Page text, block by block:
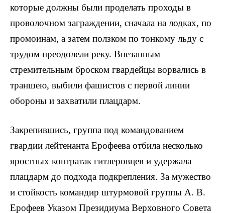
которые должны были проделать проходы в
проволочном заг­раждении, сначала на лодках, по
промоинам, а затем ползком по тонкому льду с
трудом преодолели реку. Внезапным
стремительным броском гвардейцы ворва­лись в
траншею, выбили фашистов с первой линии
обороны и захватили плацдарм.
Закрепившись, группа под командованием
гвардии лейтенанта Ерофеева отбила несколько
яростных контратак гитлеровцев и удержала
плацдарм до подхода подкрепления. За мужество
и стойкость командир штурмовой группы А. В.
Ерофеев Указом Президиу­ма Верховного Совета